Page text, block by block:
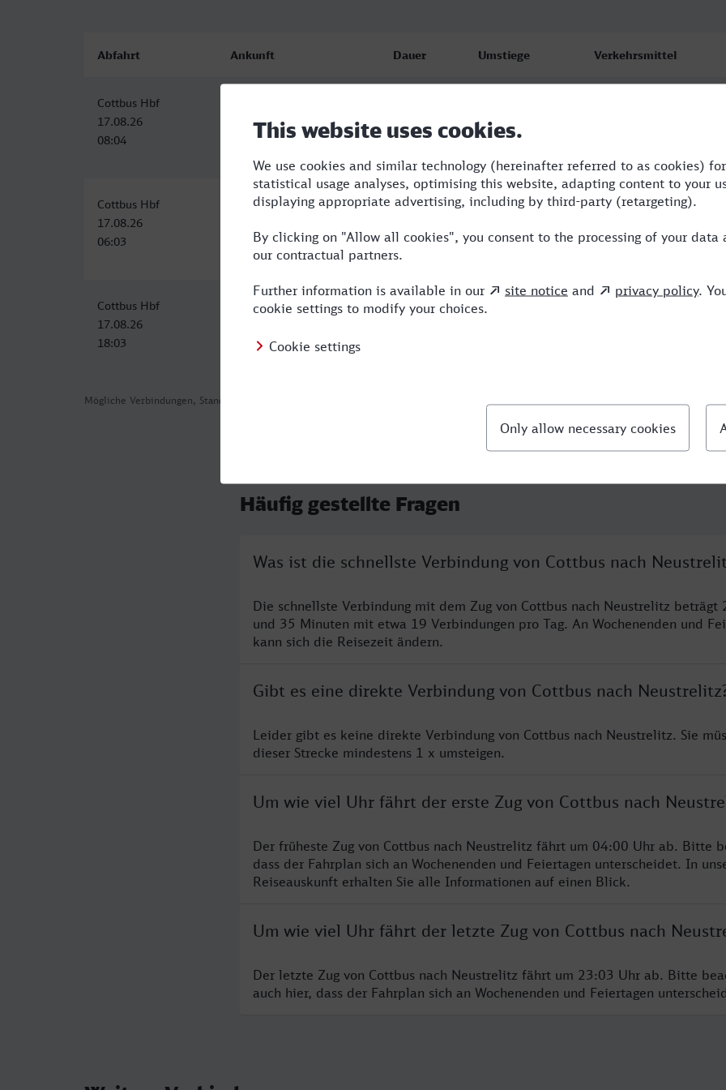
Mögliche Verbindungen, Stand: 2026-08-03 14:54
Abfahrt Ankunft Dauer Umstiege Verkehrsmittel
Cottbus Hbf
17.08.26
08:04
17.08.26
10:39
Cottbus Hbf
17.08.26
06:03
Neustrelitz Hbf
08:59
2:56 1 RE
Cottbus Hbf
17.08.26
18:03
Neustrelitz Hbf
20:59
2:56 1
Häufig gestellte Fragen
Was ist die schnellste Verbindung von Cottbus nach
Die schnellste Verbindung mit dem Zug von Cottbus nach Neustrelitz beträgt
und 35 Minuten mit etwa 19 Verbindungen pro Tag. An Wochenenden und
kann sich die Reisezeit ändern.
Gibt es eine direkte Verbindung von Cottbus nach
Leider gibt es keine direkte Verbindung von Cottbus nach Neustrelitz. Sie
dieser Strecke mindestens 1 x umsteigen.
Um wie viel Uhr fährt der erste Zug von Cottbus nach
Der früheste Zug von Cottbus nach Neustrelitz fährt um 04:00 Uhr ab. Bitte
dass der Fahrplan sich an Wochenenden und Feiertagen unterscheidet. In
Reiseauskunft erhalten Sie alle Informationen auf einen Blick.
Um wie viel Uhr fährt der letzte Zug von Cottbus nach
Der letzte Zug von Cottbus nach Neustrelitz fährt um 23:03 Uhr ab. Bitte
auch hier, dass der Fahrplan sich an Wochenenden und Feiertagen